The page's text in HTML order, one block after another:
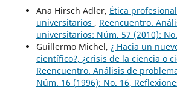
Ana Hirsch Adler, Ética
universitarios , Reencuentro.
universitarios: Núm. 57 (2010):
Guillermo Michel, ¿ Hacia un
científico?, ¿crisis de la ciencia o
Reencuentro. Análisis de
Núm. 16 (1996): No. 16,